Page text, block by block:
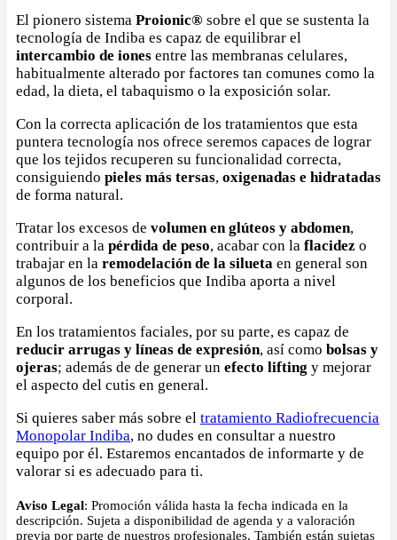
El pionero sistema Proionic® sobre el que se sustenta la
tecnología de Indiba es capaz de equilibrar el
intercambio de iones entre las membranas celulares,
habitualmente alterado por factores tan comunes como la
edad, la dieta, el tabaquismo o la exposición solar.
Con la correcta aplicación de los tratamientos que esta
puntera tecnología nos ofrece seremos capaces de lograr
que los tejidos recuperen su funcionalidad correcta,
consiguiendo pieles más tersas, oxigenadas e hidratadas
de forma natural.
Tratar los excesos de volumen en glúteos y abdomen,
contribuir a la pérdida de peso, acabar con la flacidez o
trabajar en la remodelación de la silueta en general son
algunos de los beneficios que Indiba aporta a nivel
corporal.
En los tratamientos faciales, por su parte, es capaz de
reducir arrugas y líneas de expresión, así como bolsas y
ojeras; además de de generar un efecto lifting y mejorar
el aspecto del cutis en general.
Si quieres saber más sobre el tratamiento Radiofrecuencia
Monopolar Indiba, no dudes en consultar a nuestro
equipo por él. Estaremos encantados de informarte y de
valorar si es adecuado para ti.
Aviso Legal: Promoción válida hasta la fecha indicada en la
descripción. Sujeta a disponibilidad de agenda y a valoración
previa por parte de nuestros profesionales. También están sujetas